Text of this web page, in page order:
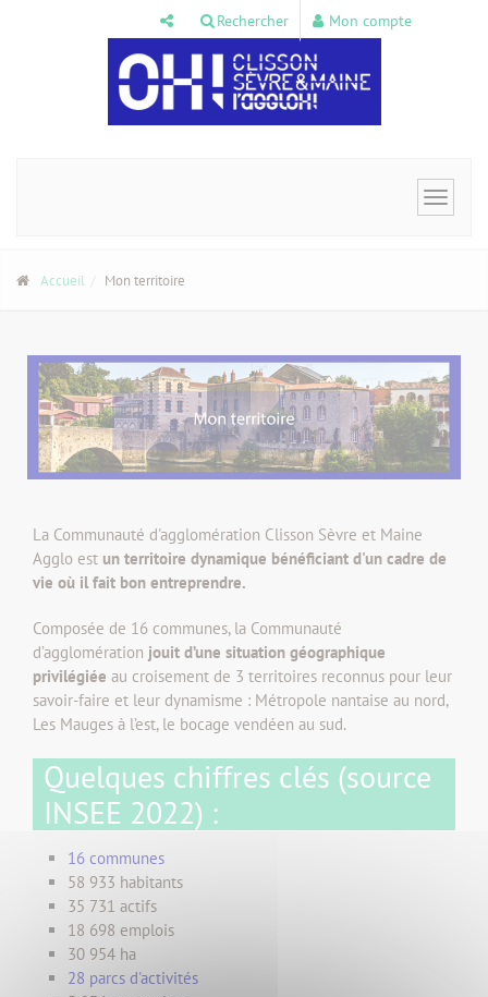
Rechercher Mon compte
Toggle
Accueil Mon territoire
La Communauté d'agglomération Clisson Sèvre et Maine
Agglo est un territoire dynamique bénéficiant d'un cadre de
vie où il fait bon entreprendre.
Composée de 16 communes, la Communauté
d’agglomération jouit d’une situation géographique
privilégiée au croisement de 3 territoires reconnus pour leur
savoir-faire et leur dynamisme : Métropole nantaise au nord,
Les Mauges à l’est, le bocage vendéen au sud.
Quelques chiffres clés (source
INSEE 2022) :
16 communes
58 933 habitants
35 731 actifs
18 698 emplois
30 954 ha
28 parcs d'activités
Panneau de gestion des cookies